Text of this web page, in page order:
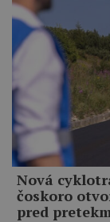
Nová
čoskoro
pred